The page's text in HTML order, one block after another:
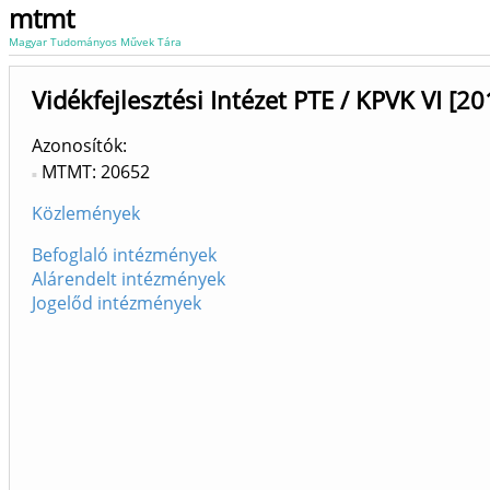
mtmt
Magyar Tudományos Művek Tára
Vidékfejlesztési Intézet PTE / KPVK VI
Azonosítók
MTMT: 20652
Közlemények
Befoglaló intézmények
Alárendelt intézmények
Jogelőd intézmények